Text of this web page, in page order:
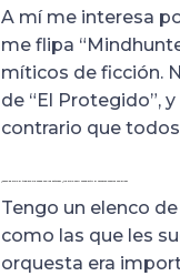
A mí me interesa
me flipa
míticos de ficción.
de “El Protegido”,
contrario que
¿Cómo ha sido el trabajo de mesa con los actores? ¿Ha sido fácil compartir el universo cómics con ellos?
Tengo un elenco
como las que les
orquesta era